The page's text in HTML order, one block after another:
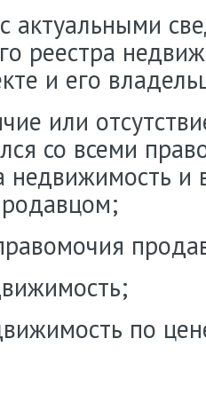
актуальными
реестра
и его
или
со всеми
недвижимость и
по